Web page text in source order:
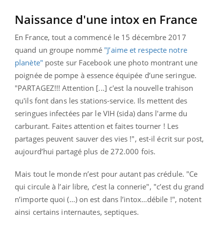
Naissance d'une intox en France
En France, tout a commencé le 15 décembre 2017
quand un groupe nommé "J’aime et respecte notre
planète" poste sur Facebook une photo montrant une
poignée de pompe à essence équipée d’une seringue.
"PARTAGEZ!!! Attention [...] c'est la nouvelle trahison
qu'ils font dans les stations-service. Ils mettent des
seringues infectées par le VIH (sida) dans l'arme du
carburant. Faites attention et faites tourner ! Les
partages peuvent sauver des vies !", est-il écrit sur post,
aujourd’hui partagé plus de 272.000 fois.
Mais tout le monde n’est pour autant pas crédule. "Ce
qui circule à l’air libre, c’est la connerie", "c’est du grand
n’importe quoi (…) on est dans l’intox…débile !", notent
ainsi certains internautes, septiques.